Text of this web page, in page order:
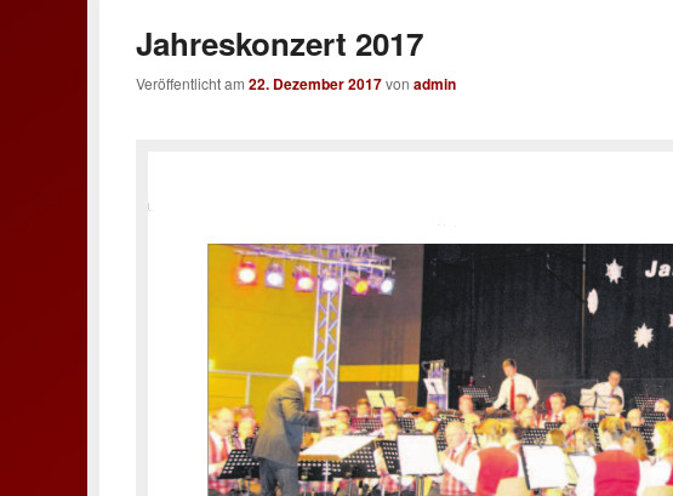
Jahreskonzert 2017
Veröffentlicht am 22. Dezember 2017von admin